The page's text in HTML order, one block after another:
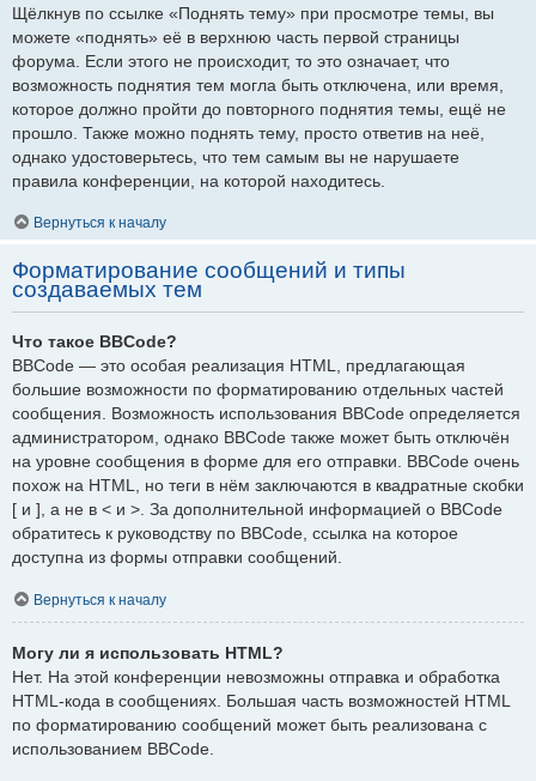
Щёлкнув по ссылке «Поднять тему» при просмотре темы, вы
можете «поднять» её в верхнюю часть первой страницы
форума. Если этого не происходит, то это означает, что
возможность поднятия тем могла быть отключена, или время,
которое должно пройти до повторного поднятия темы, ещё не
прошло. Также можно поднять тему, просто ответив на неё,
однако удостоверьтесь, что тем самым вы не нарушаете
правила конференции, на которой находитесь.
Вернуться к началу
Форматирование сообщений и типы
создаваемых тем
Что такое BBCode?
BBCode — это особая реализация HTML, предлагающая
большие возможности по форматированию отдельных частей
сообщения. Возможность использования BBCode определяется
администратором, однако BBCode также может быть отключён
на уровне сообщения в форме для его отправки. BBCode очень
похож на HTML, но теги в нём заключаются в квадратные скобки
[ и ], а не в < и >. За дополнительной информацией о BBCode
обратитесь к руководству по BBCode, ссылка на которое
доступна из формы отправки сообщений.
Вернуться к началу
Могу ли я использовать HTML?
Нет. На этой конференции невозможны отправка и обработка
HTML-кода в сообщениях. Большая часть возможностей HTML
по форматированию сообщений может быть реализована с
использованием BBCode.